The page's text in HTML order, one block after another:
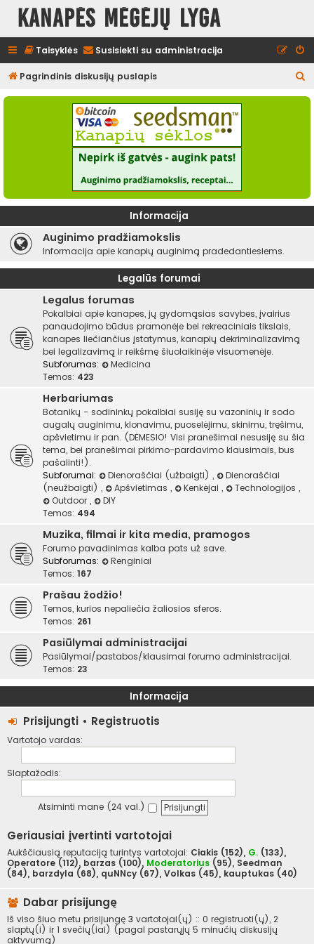
Kanapės mėgėjų lyga
Taisyklės Susisiekti su administracija
Pagrindinis diskusijų puslapis
e
Informacija
Auginimo pradžiamokslis
Informacija apie kanapių auginimą pradedantiesiems.
Legalūs forumai
Legalus forumas
Pokalbiai apie kanapes, jų gydomąsias savybes, įvairius
panaudojimo būdus pramonėje bei rekreaciniais tikslais,
kanapes liečiančius įstatymus, kanapių dekriminalizavimą
bei legalizavimą ir reikšmę šiuolaikinėje visuomenėje.
Subforumas:
Medicina
Temos: 423
Herbariumas
Botanikų - sodininkų pokalbiai susiję su vazoninių ir sodo
augalų auginimu, klonavimu, puoselėjimu, skinimu, tręšimu,
apšvietimu ir pan. (DĖMESIO! Visi pranešimai nesusiję su šia
tema, bei pranešimai pirkimo-pardavimo klausimais, bus
pašalinti!).
Subforumai:
Dienoraščiai (užbaigti) ,
Dienoraščiai
(neužbaigti) , Apšvietimas , Kenkėjai , Technologijos ,
Outdoor ,
DIY
Temos: 494
Muzika, filmai ir kita media, pramogos
Forumo pavadinimas kalba pats už save.
Subforumas:
Renginiai
Temos: 167
Prašau žodžio!
Temos, kurios nepaliečia žaliosios sferos.
Temos: 261
Pasiūlymai administracijai
Pasiūlymai/pastabos/klausimai forumo administracijai.
Temos: 23
Informacija
Prisijungti • Registruotis
Vartotojo vardas:
Slaptažodis:
Atsiminti mane (24 val.)
Geriausiai įvertinti vartotojai
Aukščiausią reputaciją turintys vartotojai: Ciakis (152), G. (133),
Operatore (112), barzas (100), Moderatorius (95), Seedman
(84), barzdyla (68), quNNcy (67), Volkas (45), kauptukas (40)
Dabar prisijungę
Iš viso šiuo metu prisijungę 3 vartotojai(ų) :: 0 registruoti(ų), 2
slaptų(i) ir 1 svečių(iai) (pagal pastarųjų 5 minučių diskusijų
aktyvumą)